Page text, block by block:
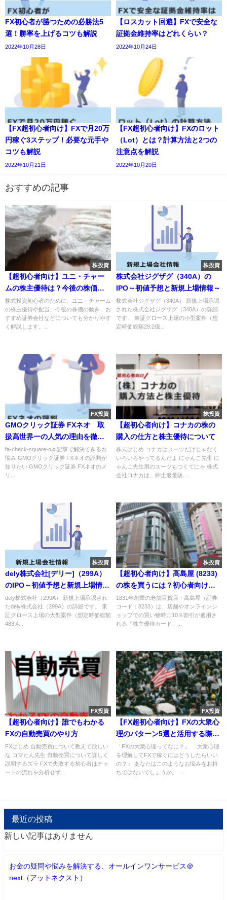
FX初心者が勝つための必勝法5
選！勝率を上げるコツも解説
2022年10月28日
【ロスカット回避】FXで安全な
証拠金維持率はどれくらい？
2022年10月24日
【FX超初心者向け】FXで月20万
円稼ぐ3ステップ！必要な元手や
コツも解説
2022年10月21日
【FX超初心者向け】FXのロット
（Lot）とは？計算方法と2つの
注意点を解説
2022年10月20日
おすすめの記事
株投資
【超初心者向け】ユニ・チャー
ムの株主優待は？今後の株価
は？
株式投資初心者のために、ユニ・チャーム
の株主優待や配当、今後の株価の動き、お
すすめ証券会社などについても分かりやす
く解説します。...
株投資
株式会社ジグザグ（340A）の
IPO～初値予想と新規上場情報～
株式会社ジグザグ（340A） 新規上場承認
された株式会社ジグザグ（340A）の詳細
です。 東証グロース上場の小型案件（想
定時価総額29.2億...
FX投資
GMOクリック証券 FXネオ 取
扱高世界一の人気の理由を徹底
分析
fa-check-square-o本記事で解決できるお
悩み GMOクリック証券 FXネオの評判が
知りたい GMOクリック証券 FXネオのメ
リ...
株投資
【超初心者向け】コナカの株の
購入の仕方と株主優待について
株式はじめ コナカはスーツだけじゃなく
いろいろやってるんだよ にゃんこ先生 に
ゃんこ先生用のスーツもつくてにゃ 株式
会社コナカは、紳士服量販...
株投資
dely株式会社[デリー]（299A）
のIPO～初値予想と新規上場情報
～
dely株式会社（299A） 新規上場承認され
たdely株式会社（299A）の詳細です。 東
証グロース上場の大型案件（想定時価総額
483.4...
株投資
【超初心者向け】高島屋 (8233)
の株を買うには？初心者向けに
解説｜株主優待、配当金情報も
あり
1831年創業の老舗百貨店・高島屋（証券
コード：8233）は、店舗やオンラインシ
ョップでの買い物時に10％割引が適用さ
れる「株主優待カード」...
FX投資
【超初心者向け】誰でもわかる
FXの自動売買のやり方
FXはじめ 自動売買について教えて欲しい
な コマたん先生 自動売買について詳しく
説明するズラ FXで失敗する初心者はチャ
ートの流れを分析せず...
FX投資
【FX超初心者向け】FXの大衆心
理のパターン5選と活用する際の
2つの注意点
「FXの大衆心理ってなに？」 「大衆心理
を理解してFXで稼ぐにはどうしたらいい
の？」 あなたはこのようなお悩みをお持
ちではないでしょうか。 ...
最近の投稿
新しい記事はありません
お金の疑問や悩みを解決する、オールインワンサービス＠
next（アットネクスト）